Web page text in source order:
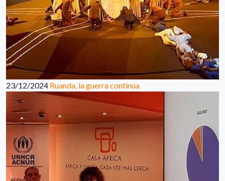
23/12/2024 Ruanda, la guerra continúa